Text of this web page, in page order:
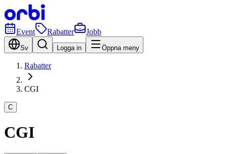
Event Rabatter Jobb
Sv Logga in Öppna meny
Rabatter
CGI
C
CGI